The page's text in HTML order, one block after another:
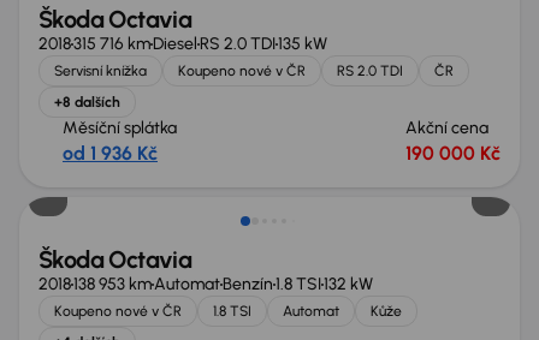
Škoda Octavia
2018315 716 kmDiesel RS 2.0 TDI135 kW
Servisní knížka Koupeno nové v ČR RS 2.0 TDI
ČR
+8 dalších
Měsíční splátka
od 1 936 Kč
Akční cena
190 000 Kč
Zlevněno o 50 000 Kč
Škoda Octavia
2018138 953 kmAutomatBenzín1.8 TSI132 kW
Koupeno nové v ČR 1.8 TSI Automat
Kůže